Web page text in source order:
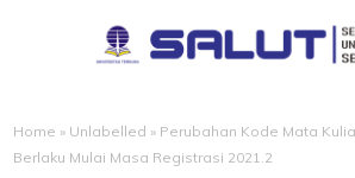
Home » Unlabelled » Perubahan Kode Mata
Berlaku Mulai Masa Registrasi 2021.2